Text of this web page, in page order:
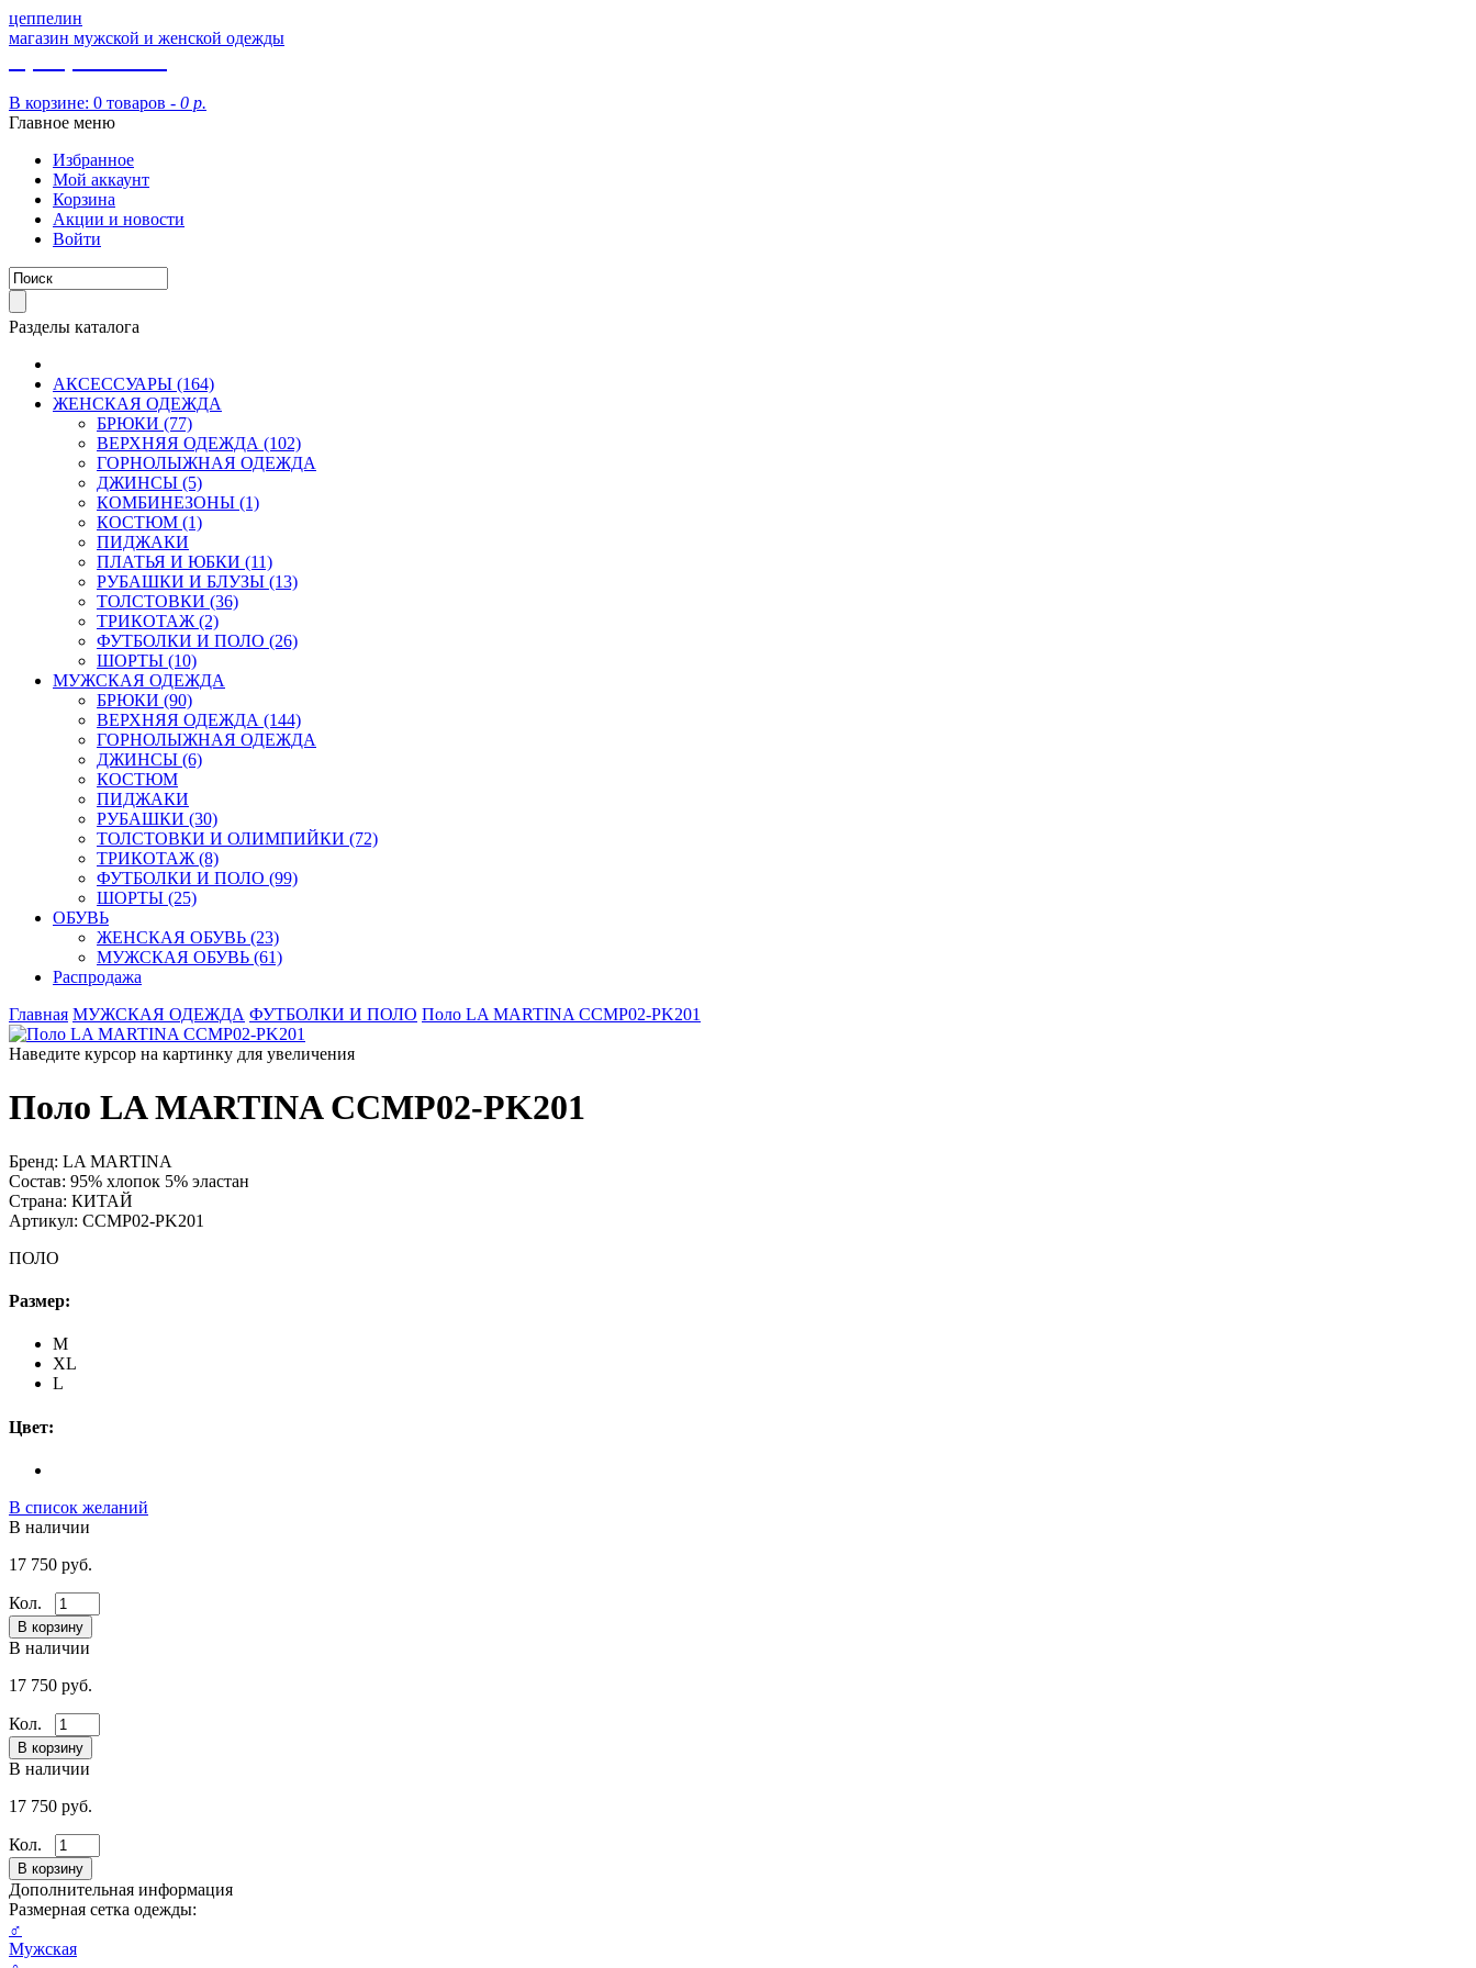
цеппелин
магазин мужской и женской одежды
В корзине: 0 товаров - 0 р.
Главное меню
Избранное
Мой аккаунт
Корзина
Акции и новости
Войти
Разделы каталога
АКСЕССУАРЫ (164)
ЖЕНСКАЯ ОДЕЖДА
БРЮКИ (77)
ВЕРХНЯЯ ОДЕЖДА (102)
ГОРНОЛЫЖНАЯ ОДЕЖДА
ДЖИНСЫ (5)
КОМБИНЕЗОНЫ (1)
КОСТЮМ (1)
ПИДЖАКИ
ПЛАТЬЯ И ЮБКИ (11)
РУБАШКИ И БЛУЗЫ (13)
ТОЛСТОВКИ (36)
ТРИКОТАЖ (2)
ФУТБОЛКИ И ПОЛО (26)
ШОРТЫ (10)
МУЖСКАЯ ОДЕЖДА
БРЮКИ (90)
ВЕРХНЯЯ ОДЕЖДА (144)
ГОРНОЛЫЖНАЯ ОДЕЖДА
ДЖИНСЫ (6)
КОСТЮМ
ПИДЖАКИ
РУБАШКИ (30)
ТОЛСТОВКИ И ОЛИМПИЙКИ (72)
ТРИКОТАЖ (8)
ФУТБОЛКИ И ПОЛО (99)
ШОРТЫ (25)
ОБУВЬ
ЖЕНСКАЯ ОБУВЬ (23)
МУЖСКАЯ ОБУВЬ (61)
Распродажа
Главная МУЖСКАЯ ОДЕЖДА ФУТБОЛКИ И ПОЛО Поло LA MARTINA CCMP02-PK201
Наведите курсор на картинку для увеличения
Поло LA MARTINA CCMP02-PK201
Бренд: LA MARTINA
Состав: 95% хлопок 5% эластан
Страна: КИТАЙ
Артикул: CCMP02-PK201
ПОЛО
Размер:
M
XL
L
Цвет:
В список желаний
В наличии
17 750 руб.
Кол.
В наличии
17 750 руб.
Кол.
В наличии
17 750 руб.
Кол.
Дополнительная информация
Размерная сетка одежды:
♂
Мужская